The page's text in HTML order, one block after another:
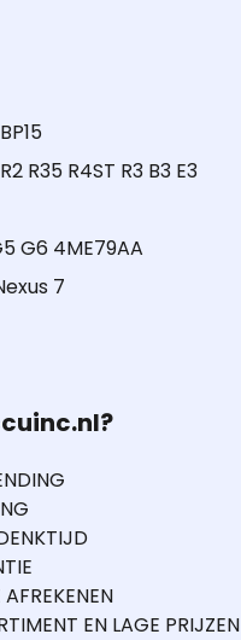
R35 R4ST R3 B3 E3
G6 4ME79AA
7
EN LAGE PRIJZEN